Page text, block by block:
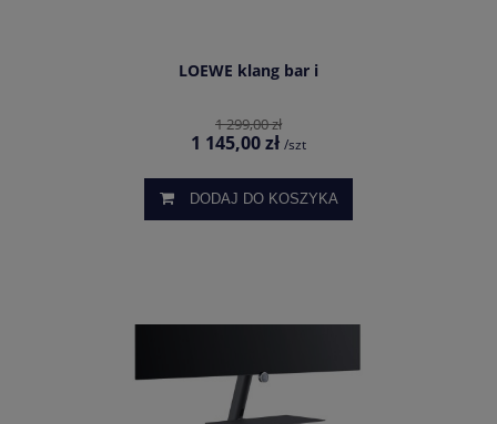
LOEWE klang bar i
1 299,00 zł
1 145,00 zł /szt
DODAJ DO KOSZYKA